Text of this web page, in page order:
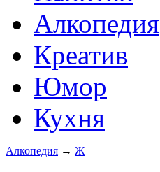
Алкопедия
Креатив
Юмор
Кухня
Алкопедия → Ж